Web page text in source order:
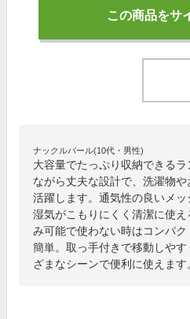
この商品をサ
ナックルバール(10代・男性)
大容量でたっぷり収納できる
ながら丈夫な設計で、洗濯物
活躍します。通気性の良いメッ
湿気がこもりにくく清潔に使
み可能で使わない時はコンパ
簡単。取っ手付きで移動しや
ざまなシーンで便利に使えます